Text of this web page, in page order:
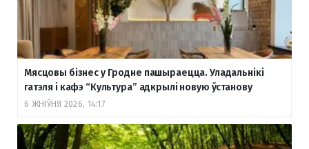
Мясцовы бізнес у Гродне пашыраецца. Уладальнікі
гатэля і кафэ “Культура” адкрылі новую ўстанову
6 ЖНІЎНЯ 2026, 14:17